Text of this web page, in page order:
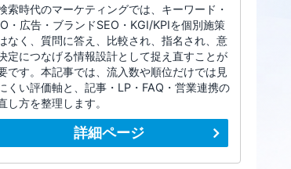
索時代のマーケティングでは、キーワード・
・広告・ブランドSEO・KGI/KPIを個別施策
なく、質問に答え、比較され、指名され、意
定につなげる情報設計として捉え直すことが
です。本記事では、流入数や順位だけでは見
くい評価軸と、記事・LP・FAQ・営業連携の
し方を整理します。
詳細ページ